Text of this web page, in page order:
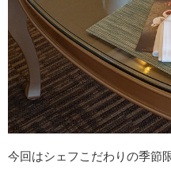
今回はシェフこだわりの季節